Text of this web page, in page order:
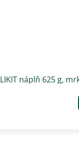
LIKIT náplň 625 g,